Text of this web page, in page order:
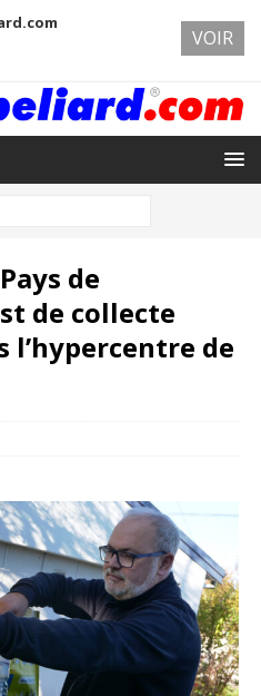
de
de collecte
l’hypercentre de
VOIR